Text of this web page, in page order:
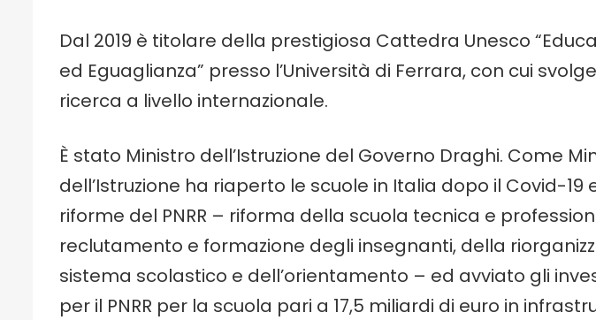
Dal 2019 è titolare della prestigiosa Cattedra Unesco
ed Eguaglianza” presso l’Università di Ferrara, con cui
ricerca a livello internazionale.
È stato Ministro dell’Istruzione del Governo Draghi. Come
dell’Istruzione ha riaperto le scuole in Italia dopo il Covid-19
riforme del PNRR – riforma della scuola tecnica e
reclutamento e formazione degli insegnanti, della
sistema scolastico e dell’orientamento – ed avviato gli
per il PNRR per la scuola pari a 17,5 miliardi di euro in